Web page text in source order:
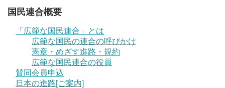
国民連合概要
「広範な国民連合」とは
広範な国民の連合の呼びかけ
憲章・めざす進路・規約
広範な国民連合の役員
賛同会員申込
日本の進路[ご案内]